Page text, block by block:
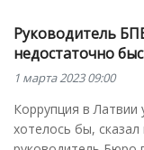
Руководитель
недостаточно
1 марта 2023 09:00
Коррупция в
хотелось бы,